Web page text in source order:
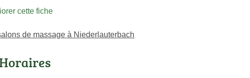
cette fiche
de massage à Niederlauterbach